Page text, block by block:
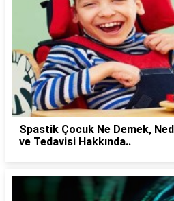
Spastik Çocuk Ne Demek,
ve Tedavisi Hakkında..